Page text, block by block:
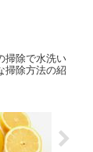
掃除で水洗い
掃除方法の紹